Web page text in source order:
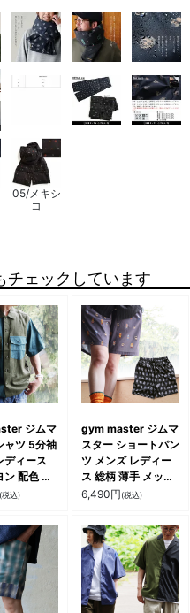
05/メキシ
コ
チェックしています
ジムマ
ャツ 5分袖
ディース
ン 配色 薄
気性 ベタ
大きいサイ
ー カジ
パティ
(税込)
gym master ジムマ
スター ショートパン
ツ メンズ レディー
ス 総柄 薄手 メッシ
ュ 軽い 通気性 涼し
ったり 大きいサイズ
楽ちん ポケット ル
ープ付き カジュアル
アウトドア 夏 パテ
ィ
6,490円(税込)